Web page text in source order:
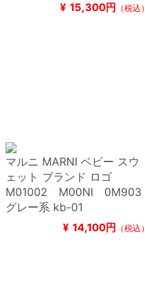
¥ 15,300円 （税込）
マルニ MARNI ベビー スウ
ェット ブランド ロゴ
M01002 M00NI 0M903
グレー系 kb-01
¥ 14,100円 （税込）